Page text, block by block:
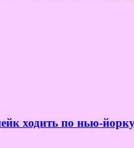
ходить по нью-